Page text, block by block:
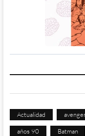
Actualidad
años 90 Batman